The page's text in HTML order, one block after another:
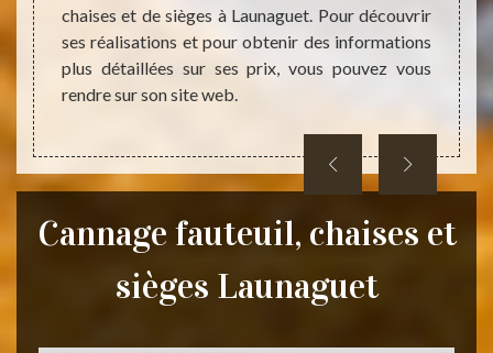
vos
est
chaises et de sièges à Launaguet. Pour découvrir
ses réalisations et pour obtenir des informations
plus détaillées sur ses prix, vous pouvez vous
rendre sur son site web.
qui
Cannage fauteuil, chaises et
sièges Launaguet